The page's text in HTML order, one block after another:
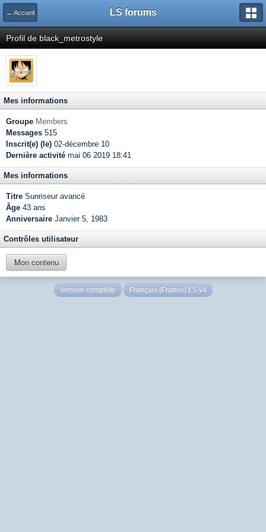
← Accueil LS forums
Profil de black_metrostyle
Mes informations
Groupe Members
Messages 515
Inscrit(e) (le) 02-décembre 10
Dernière activité mai 06 2019 18:41
Mes informations
Titre Sunriseur avancé
Âge 43 ans
Anniversaire Janvier 5, 1983
Contrôles utilisateur
Mon contenu
Version complète Français (France) LS v4